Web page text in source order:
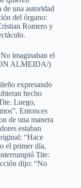
de una autoridad
del órgano:
Romero y
imaginaban el
ALMEIDA/)
expresando
hecho
Luego,
Entonces
de una manera
estaban
“Hace
el primer día,
Tite:
dijo: “No